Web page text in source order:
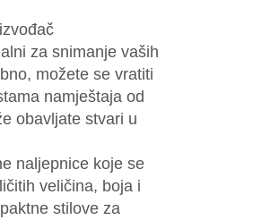
za snimanje vaših
možete se vratiti
namještaja od
obavljate stvari u
naljepnice koje se
veličina, boja i
stilove za